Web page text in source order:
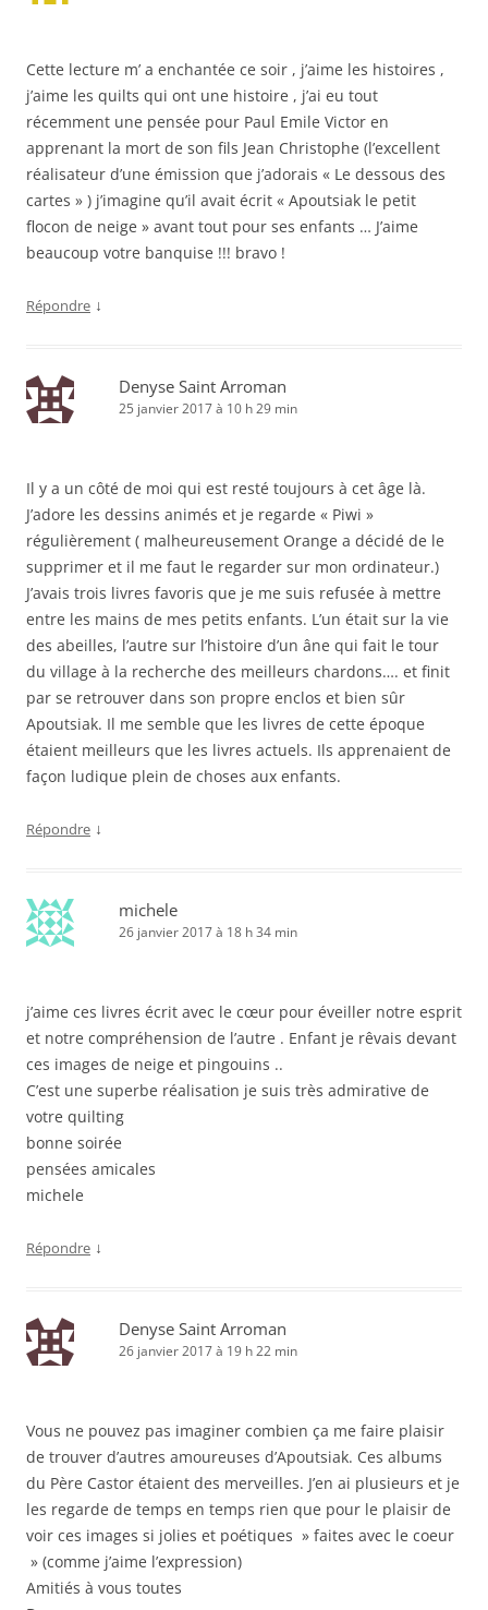
Cette lecture m’ a enchantée ce soir , j’aime les histoires ,
j’aime les quilts qui ont une histoire , j’ai eu tout
récemment une pensée pour Paul Emile Victor en
apprenant la mort de son fils Jean Christophe (l’excellent
réalisateur d’une émission que j’adorais « Le dessous des
cartes » ) j’imagine qu’il avait écrit « Apoutsiak le petit
flocon de neige » avant tout pour ses enfants … J’aime
beaucoup votre banquise !!! bravo !
Répondre ↓
Denyse Saint Arroman
25 janvier 2017 à 10 h 29 min
Il y a un côté de moi qui est resté toujours à cet âge là.
J’adore les dessins animés et je regarde « Piwi »
régulièrement ( malheureusement Orange a décidé de le
supprimer et il me faut le regarder sur mon ordinateur.)
J’avais trois livres favoris que je me suis refusée à mettre
entre les mains de mes petits enfants. L’un était sur la vie
des abeilles, l’autre sur l’histoire d’un âne qui fait le tour
du village à la recherche des meilleurs chardons…. et finit
par se retrouver dans son propre enclos et bien sûr
Apoutsiak. Il me semble que les livres de cette époque
étaient meilleurs que les livres actuels. Ils apprenaient de
façon ludique plein de choses aux enfants.
Répondre ↓
michele
26 janvier 2017 à 18 h 34 min
j’aime ces livres écrit avec le cœur pour éveiller notre esprit
et notre compréhension de l’autre . Enfant je rêvais devant
ces images de neige et pingouins ..
C’est une superbe réalisation je suis très admirative de
votre quilting
bonne soirée
pensées amicales
michele
Répondre ↓
Denyse Saint Arroman
26 janvier 2017 à 19 h 22 min
Vous ne pouvez pas imaginer combien ça me faire plaisir
de trouver d’autres amoureuses d’Apoutsiak. Ces albums
du Père Castor étaient des merveilles. J’en ai plusieurs et je
les regarde de temps en temps rien que pour le plaisir de
voir ces images si jolies et poétiques » faites avec le coeur
» (comme j’aime l’expression)
Amitiés à vous toutes